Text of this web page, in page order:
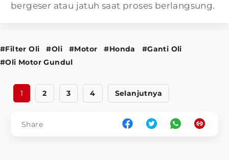
bergeser atau jatuh saat proses berlangsung.
#Filter Oli #Oli #Motor #Honda
#Ganti Oli
#Oli Motor Gundul
1 2 3 4 Selanjutnya
Share